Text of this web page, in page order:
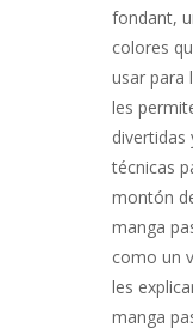
fondant,
colores
usar para
les
divertidas
técnicas
montón
manga
como un
les
manga